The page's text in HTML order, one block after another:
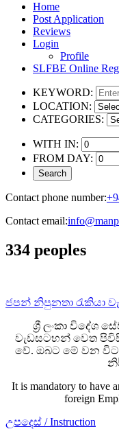
Home
Post Application
Reviews
Login
Profile
SLFBE Online
KEYWORD:
LOCATION:
CATEGORIES:
WITH IN:
FROM DAY:
Contact phone number:
Contact email:
334 peoples
ජපන් නිපුනතා රැකියා
ශ්‍රී ලංකා විදේශ
වැඩසටහන් වෙත
වේ. ඔබට මේ වන
It is mandatory to have
foreign
උපදෙස් / Instruction